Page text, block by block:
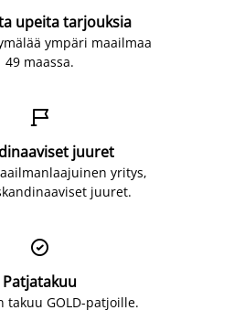
upeita tarjouksia
ympäri maailmaa
49 maassa.

juuret
yritys,
juuret.

Patjatakuu
takuu GOLD-patjoille.